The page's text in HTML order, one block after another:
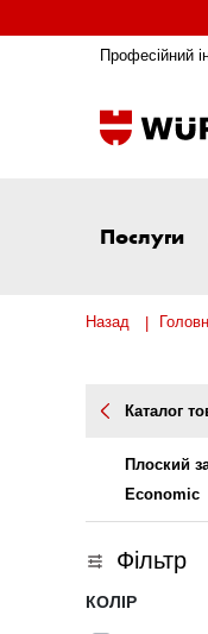
Професійний
Послуги
Назад
Каталог
Плоский
Economic
Фільтр
КОЛІР